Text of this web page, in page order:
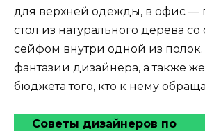
для верхней одежды, в офис —
стол из натурального дерева
сейфом внутри одной из полок.
фантазии дизайнера, а также
бюджета того, кто к нему
Советы дизайнеров по